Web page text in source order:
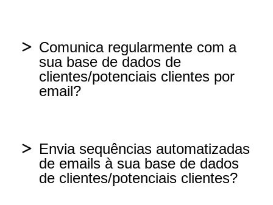
Temos uma plataforma de CRM
instalada mas na prática não serve
para nada porque ninguém a usa
de CRM
Sim, usamos uma plataforma só para
o email marketing
Comunica regularmente com a
sua base de dados de
clientes/potenciais clientes por
email?
Sim, pelo menos uma vez por mês
Envia sequências automatizadas
de emails à sua base de dados
de clientes/potenciais clientes?